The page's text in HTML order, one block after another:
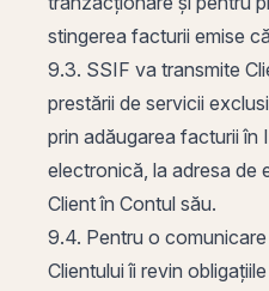
stingerea facturii emise
9.3. SSIF va transmite
prestării de servicii
prin adăugarea facturii în
electronică, la adresa de
Client în Contul său.
9.4. Pentru o
Clientului îi revin